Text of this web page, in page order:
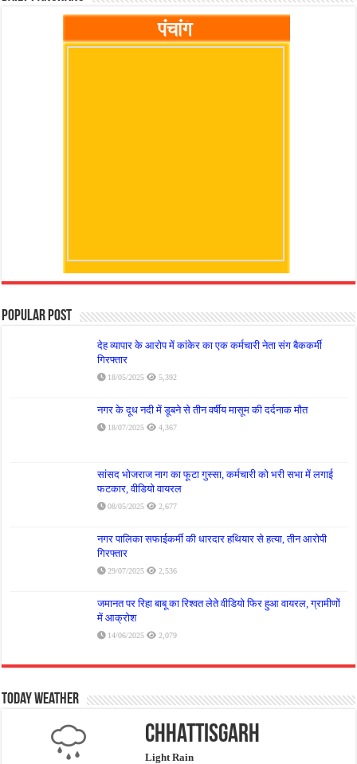
Popular Post
देह व्यापार के आरोप में कांकेर का एक कर्मचारी नेता संग बैककर्मी
गिरफ्तार
18/05/2025 5,392
नगर के दूध नदी में डूबने से तीन वर्षीय मासूम की दर्दनाक मौत
18/07/2025 4,367
सांसद भोजराज नाग का फूटा गुस्सा, कर्मचारी को भरी सभा में लगाई
फटकार, वीडियो वायरल
08/05/2025 2,677
नगर पालिका सफाईकर्मी की धारदार हथियार से हत्या, तीन आरोपी
गिरफ्तार
29/07/2025 2,536
जमानत पर रिहा बाबू का रिश्वत लेते वीडियो फिर हुआ वायरल, ग्रामीणों
में आक्रोश
14/06/2025 2,079
Today Weather
Chhattisgarh
Light Rain